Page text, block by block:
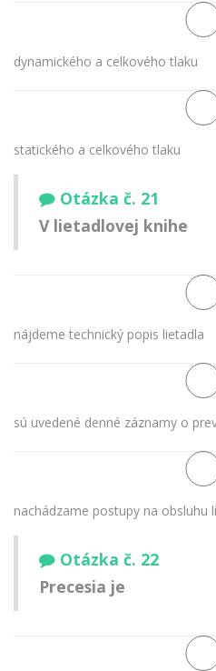
dynamického a celkového tlaku
statického a celkového tlaku
Otázka č. 21
V lietadlovej knihe
nájdeme technický popis lietadla
sú uvedené denné záznamy o
nachádzame postupy na obsluhu
Otázka č. 22
Precesia je